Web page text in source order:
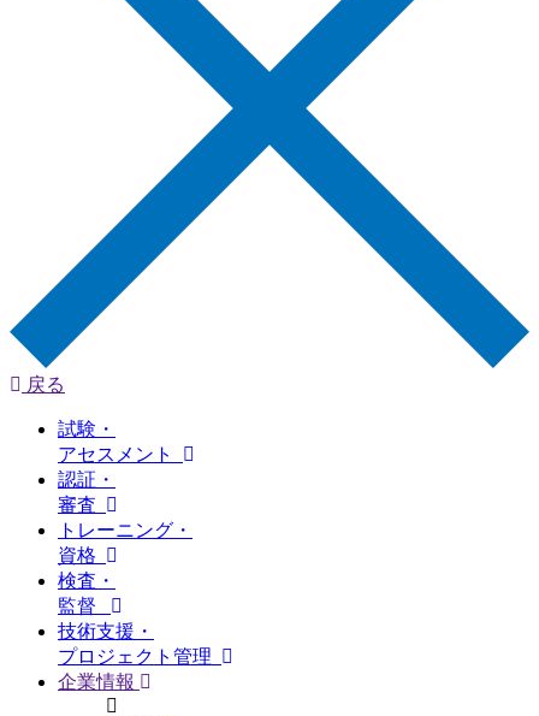
戻る
試験・
アセスメント
認証・
審査
トレーニング・
資格
検査・
監督
技術支援・
プロジェクト管理
企業情報